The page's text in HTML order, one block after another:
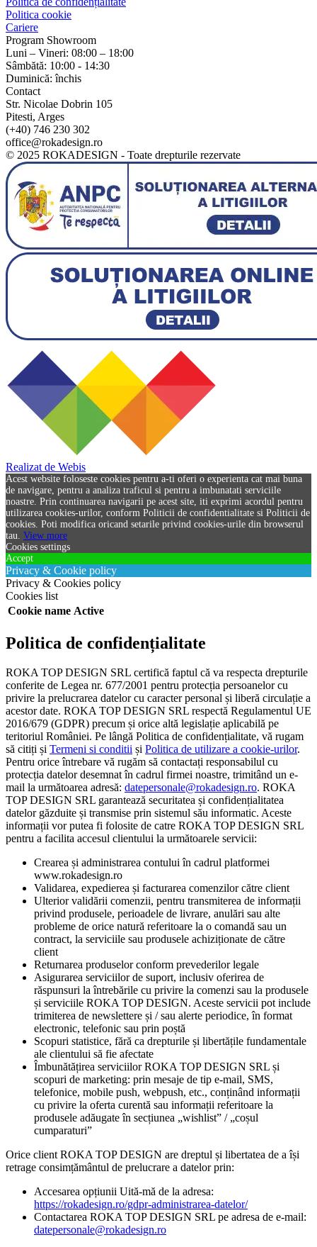
Politica cookie
Cariere
Program Showroom
Luni – Vineri: 08:00 – 18:00
Sâmbătă: 10:00 - 14:30
Duminică: închis
Contact
Str. Nicolae Dobrin 105
Pitesti, Arges
(+40) 746 230 302
office@rokadesign.ro
© 2025 ROKADESIGN - Toate drepturile rezervate
Realizat de Webis
Acest website foloseste cookies pentru a-ti oferi o experienta cat mai buna
de navigare, pentru a analiza traficul si pentru a imbunatati serviciile
noastre. Prin continuarea navigarii pe acest site, iti exprimi acordul pentru
utilizarea cookies-urilor, conform Politicii de confidentialitate si Politicii de
cookies. Poti modifica oricand setarile privind cookies-urile din browserul
tau. View more
Cookies settings
Accept
Privacy & Cookie policy
Privacy & Cookies policy
Cookies list
Cookie name Active
Politica de confidențialitate
ROKA TOP DESIGN SRL certifică faptul că va respecta drepturile
conferite de Legea nr. 677/2001 pentru protecția persoanelor cu
privire la prelucrarea datelor cu caracter personal și liberă circulație a
acestor date. ROKA TOP DESIGN SRL respectă Regulamentul UE
2016/679 (GDPR) precum și orice altă legislație aplicabilă pe
teritoriul României. Pe lângă Politica de confidențialitate, vă rugam
să citiți și Termeni si conditii și Politica de utilizare a cookie-urilor.
Pentru orice întrebare vă rugăm să contactați responsabilul cu
protecția datelor desemnat în cadrul firmei noastre, trimitând un e-
mail la următoarea adresă: datepersonale@rokadesign.ro. ROKA
TOP DESIGN SRL garantează securitatea și confidențialitatea
datelor găzduite și transmise prin sistemul său informatic. Aceste
informații vor putea fi folosite de catre ROKA TOP DESIGN SRL
pentru a facilita accesul clientului la următoarele servicii:
Crearea și administrarea contului în cadrul platformei
www.rokadesign.ro
Validarea, expedierea și facturarea comenzilor către client
Ulterior validării comenzii, pentru transmiterea de informații
privind produsele, perioadele de livrare, anulări sau alte
probleme de orice natură referitoare la o comandă sau un
contract, la serviciile sau produsele achiziționate de către
client
Returnarea produselor conform prevederilor legale
Asigurarea serviciilor de suport, inclusiv oferirea de
răspunsuri la întrebările cu privire la comenzi sau la produsele
și serviciile ROKA TOP DESIGN. Aceste servicii pot include
trimiterea de newslettere și / sau alerte periodice, în format
electronic, telefonic sau prin poștă
Scopuri statistice, fără ca drepturile și libertățile fundamentale
ale clientului să fie afectate
Îmbunătățirea serviciilor ROKA TOP DESIGN SRL și
scopuri de marketing: prin mesaje de tip e-mail, SMS,
telefonice, mobile push, webpush, etc., conținând informații
cu privire la oferta curentă sau informații referitoare la
produsele adăugate în secțiunea „wishlist” / „coșul
cumparaturi”
Orice client ROKA TOP DESIGN are dreptul și libertatea de a își
retrage consimțământul de prelucrare a datelor prin:
Accesarea opțiunii Uită-mă de la adresa:
https://rokadesign.ro/gdpr-administrarea-datelor/
Contactarea ROKA TOP DESIGN SRL pe adresa de e-mail:
datepersonale@rokadesign.ro